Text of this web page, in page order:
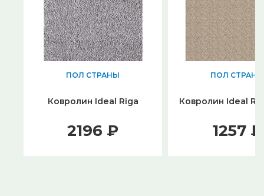
ПОЛ СТРАНЫ
Ковролин Ideal Riga
2196 ₽
ПОЛ СТРАНЫ
Ковролин Ideal
1257 ₽